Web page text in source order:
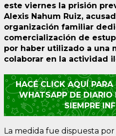
este viernes la prisión
Alexis Nahum Ruiz,
organización familiar
comercialización de
por haber utilizado a una
colaborar en la actividad
HACÉ CLICK AQUÍ
WHATSAPP DE DIARIO
SIEMPRE
La medida fue dispuesta